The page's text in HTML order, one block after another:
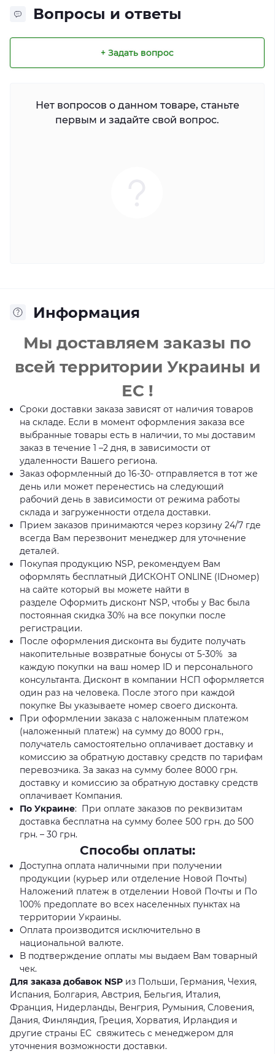
Вопросы и ответы
+ Задать вопрос
Нет вопросов о данном товаре, станьте
первым и задайте свой вопрос.
Информация
Мы доставляем заказы по
всей территории Украины и
ЕС !
Сроки доставки заказа зависят от наличия товаров
на складе. Если в момент оформления заказа все
выбранные товары есть в наличии, то мы доставим
заказ в течение 1 –2 дня, в зависимости от
удаленности Вашего региона.
Заказ оформленный до 16-30- отправляется в тот же
день или может перенестись на следующий
рабочий день в зависимости от режима работы
склада и загруженности отдела доставки.
Прием заказов принимаются через корзину 24/7 где
всегда Вам перезвонит менеджер для уточнение
деталей.
Покупая продукцию NSP, рекомендуем Вам
оформлять бесплатный ДИСКОНТ ONLINE (IDномер)
на сайте который вы можете найти в
разделе Оформить дисконт NSP, чтобы у Вас была
постоянная скидка 30% на все покупки после
регистрации.
После оформления дисконта вы будите получать
накопительные возвратные бонусы от 5-30% за
каждую покупки на ваш номер ID и персонального
консультанта. Дисконт в компании НСП оформляется
один раз на человека. После этого при каждой
покупке Вы указываете номер своего дисконта.
При оформлении заказа с наложенным платежом
(наложенный платеж) на сумму до 8000 грн.,
получатель самостоятельно оплачивает доставку и
комиссию за обратную доставку средств по тарифам
перевозчика. За заказ на сумму более 8000 грн.
доставку и комиссию за обратную доставку средств
оплачивает Компания.
По Украине: При оплате заказов по реквизитам
доставка бесплатна на сумму более 500 грн. до 500
грн. – 30 грн.
Способы оплаты:
Доступна оплата наличными при получении
продукции (курьер или отделение Новой Почты)
Наложений платеж в отделении Новой Почты и По
100% предоплате во всех населенных пунктах на
территории Украины.
Оплата производится исключительно в
национальной валюте.
В подтверждение оплаты мы выдаем Вам товарный
чек.
Для заказа добавок NSP из Польши, Германия, Чехия,
Испания, Болгария, Австрия, Бельгия, Италия,
Франция, Нидерланды, Венгрия, Румыния, Словения,
Дания, Финляндия, Греция, Хорватия, Ирландия и
другие страны ЕС свяжитесь с менеджером для
уточнения возможности доставки.